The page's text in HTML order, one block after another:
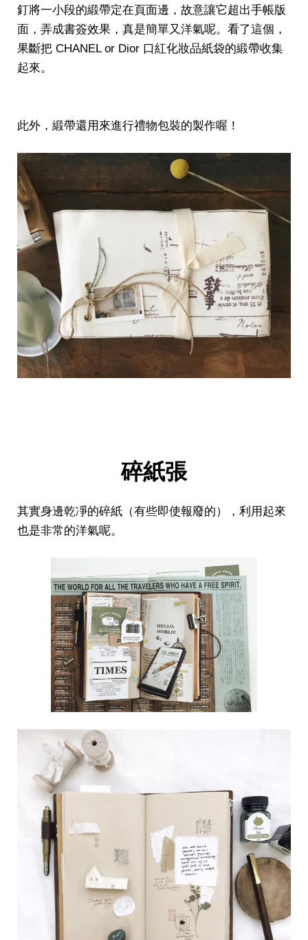
釘將一小段的緞帶定在頁面邊，故意讓它超出手帳版
面，弄成書簽效果，真是簡單又洋氣呢。看了這個，
果斷把 CHANEL or Dior 口紅化妝品紙袋的緞帶收集
起來。
此外，緞帶還用來進行禮物包裝的製作喔！
碎紙張
其實身邊乾凈的碎紙（有些即使報廢的），利用起來
也是非常的洋氣呢。